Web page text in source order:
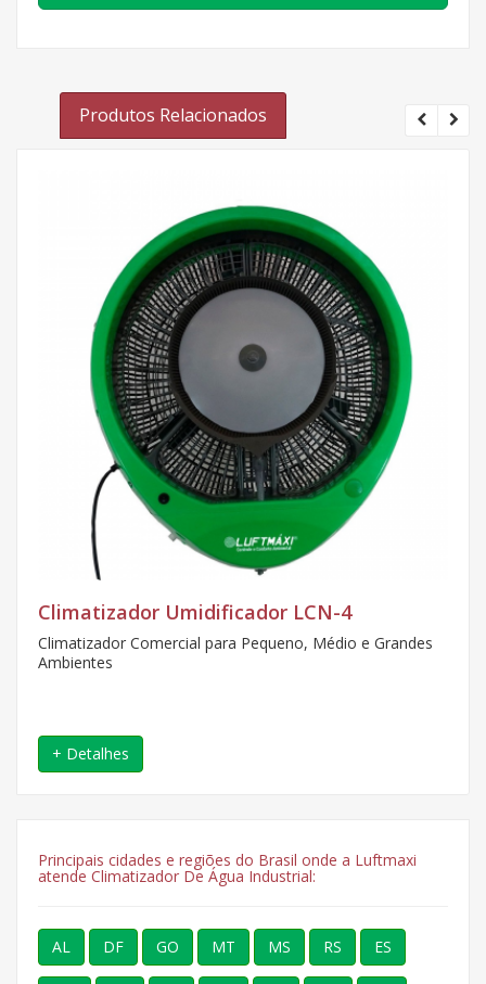
Produtos Relacionados
Climatizador Umidificador LCN-4
Climatizador Comercial para Pequeno, Médio e Grandes
Ambientes
+ Detalhes
Principais cidades e regiões do Brasil onde a Luftmaxi
atende Climatizador De Água Industrial:
AL DF GO MT MS RS ES